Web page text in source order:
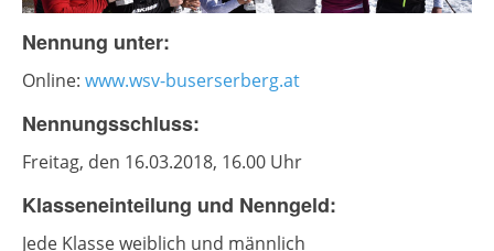
Nennung unter:
Online: www.wsv-buserserberg.at
Nennungsschluss:
Freitag, den 16.03.2018, 16.00 Uhr
Klasseneinteilung und Nenngeld:
Jede Klasse weiblich und männlich